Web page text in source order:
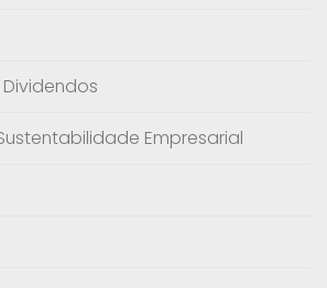
Dividendos
Empresarial